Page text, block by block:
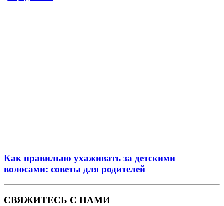
Как правильно ухаживать за детскими
волосами: советы для родителей
СВЯЖИТЕСЬ С НАМИ